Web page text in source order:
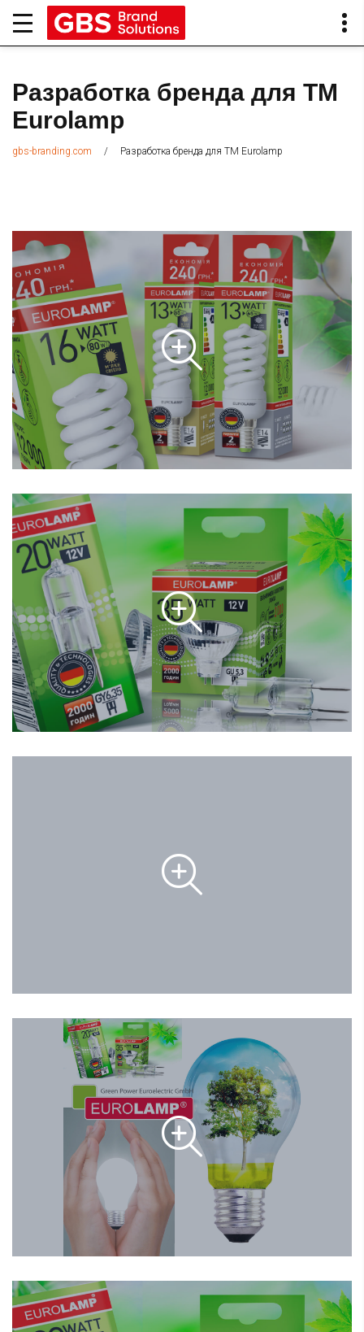
Разработка бренда для ТМ
Eurolamp
gbs-branding.com / Разработка бренда для ТМ Eurolamp